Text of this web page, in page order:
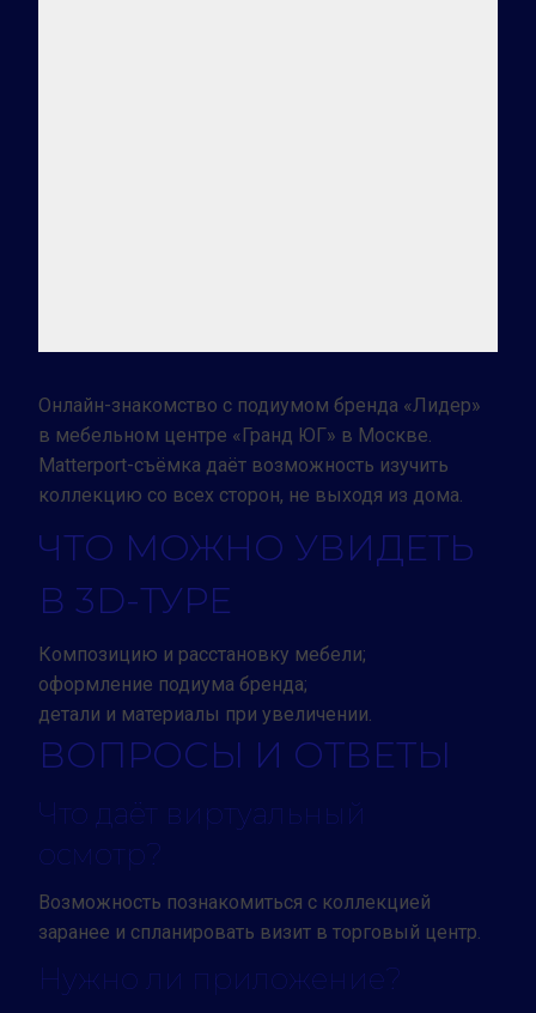
Онлайн-знакомство с подиумом бренда «Лидер»
в мебельном центре «Гранд ЮГ» в Москве.
Matterport-съёмка даёт возможность изучить
коллекцию со всех сторон, не выходя из дома.
ЧТО МОЖНО УВИДЕТЬ
В 3D-ТУРЕ
Композицию и расстановку мебели;
оформление подиума бренда;
детали и материалы при увеличении.
ВОПРОСЫ И ОТВЕТЫ
Что даёт виртуальный
осмотр?
Возможность познакомиться с коллекцией
заранее и спланировать визит в торговый центр.
Нужно ли приложение?